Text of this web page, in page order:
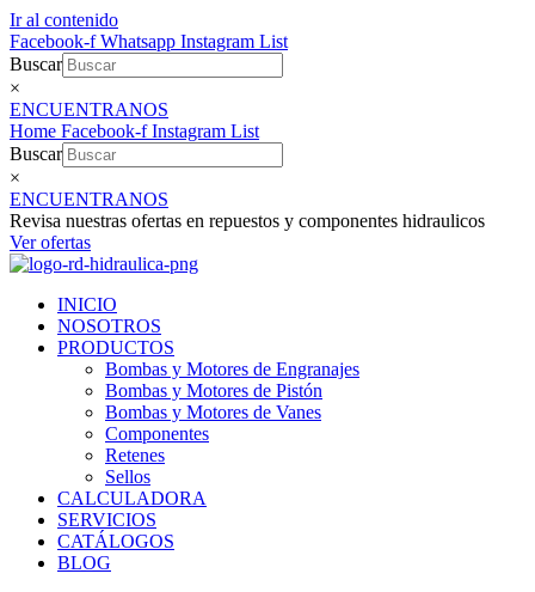
Ir al contenido
Facebook-f Whatsapp Instagram List
Buscar
×
ENCUENTRANOS
Home Facebook-f Instagram List
Buscar
×
ENCUENTRANOS
Revisa nuestras ofertas en repuestos y componentes hidraulicos
Ver ofertas
INICIO
NOSOTROS
PRODUCTOS
Bombas y Motores de Engranajes
Bombas y Motores de Pistón
Bombas y Motores de Vanes
Componentes
Retenes
Sellos
CALCULADORA
SERVICIOS
CATÁLOGOS
BLOG